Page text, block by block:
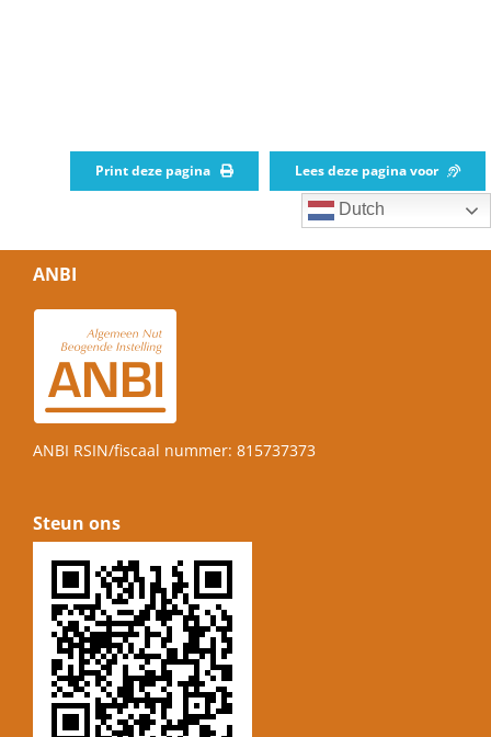
Print deze pagina Lees deze pagina voor
Dutch
ANBI
ANBI RSIN/fiscaal nummer: 815737373
Steun ons